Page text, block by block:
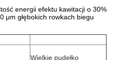
energii efektu kawitacji o 30%
μm głębokich rowkach biegu
Wielkie pudełko